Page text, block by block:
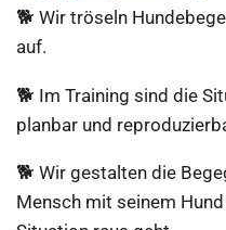
​🐕 Wir tröseln
auf.
🐕 Im Training sind die
planbar und
🐕 Wir gestalten die
Mensch mit seinem